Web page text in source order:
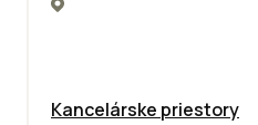
Kancelárske priestory